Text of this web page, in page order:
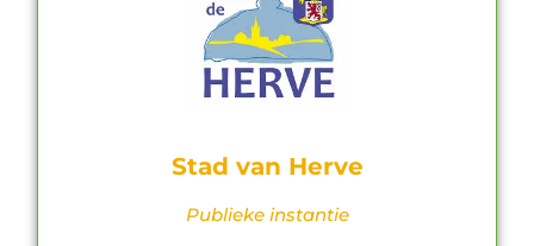
Stad van Herve
Publieke instantie